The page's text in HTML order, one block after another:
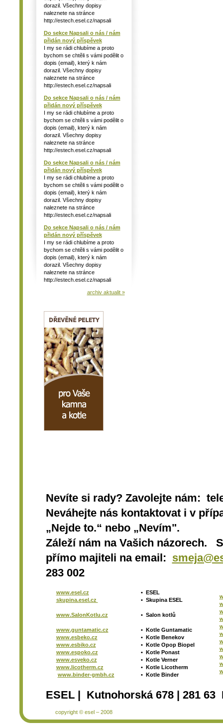
dorazil. Všechny dopisy
naleznete na stránce
http://estech.esel.cz/napsali
Do sekce Napsali o nás / nám
přidán nový příspěvek
I my se rádi chlubíme a proto
bychom se chtěli s vámi podělit o
dopis (email), který k nám
dorazil. Všechny dopisy
naleznete na stránce
http://estech.esel.cz/napsali
Do sekce Napsali o nás / nám
přidán nový příspěvek
I my se rádi chlubíme a proto
bychom se chtěli s vámi podělit o
dopis (email), který k nám
dorazil. Všechny dopisy
naleznete na stránce
http://estech.esel.cz/napsali
Do sekce Napsali o nás / nám
přidán nový příspěvek
I my se rádi chlubíme a proto
bychom se chtěli s vámi podělit o
dopis (email), který k nám
dorazil. Všechny dopisy
naleznete na stránce
http://estech.esel.cz/napsali
Do sekce Napsali o nás / nám
přidán nový příspěvek
I my se rádi chlubíme a proto
bychom se chtěli s vámi podělit o
dopis (email), který k nám
dorazil. Všechny dopisy
naleznete na stránce
http://estech.esel.cz/napsali
archiv aktualit »
Nevíte si rady? Zavolejte nám:
Neváhejte nás kontaktovat i v
„Nejde to.“ nebo „Nevím".
Záleží nám na Vašich názorech.
přímo majiteli na email:
283 002
www.esel.cz
skupina.esel.cz
www.SalonKotlu.cz
www.guntamatic.cz
www.esbeko.cz
www.esbiko.cz
www.espoko.cz
www.esveko.cz
www.licotherm.cz
www.binder-gmbh.cz
• ESEL
• Skupina ESEL
• Salon kotlů
• Kotle Guntamatic
• Kotle Benekov
• Kotle Opop Biopel
• Kotle Ponast
• Kotle Verner
• Kotle Licotherm
• Kotle Binder
ESEL | Kutnohorská 678 | 281
copyright © esel – 2008